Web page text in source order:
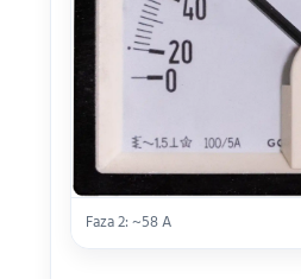
Faza 2: ~58 A